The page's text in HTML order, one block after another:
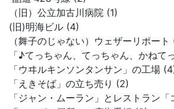
（旧）公立加古川病院 (1)
(旧)明海ビル (4)
（舞子のじゃない）ウェザーリポート
「♪てっちゃん、てっちゃん、かねて
「ウヰルキンソンタンサン」の工場
「えきそば」の立ち売り (2)
「ジャン・ムーラン」とレストラン